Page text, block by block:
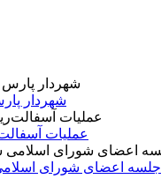
شهردار
عملیات
جلسه اعضای شورای